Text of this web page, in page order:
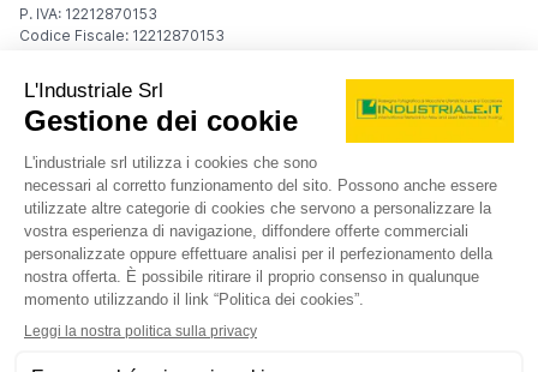
P. IVA: 12212870153
Codice Fiscale: 12212870153
Sede Legale
Via Carlo Dolci, 32
20148 Milano (MI)
Italy
Registro Imprese
Iscrizione R.I.: 12212870153
REA: MI-1539011
Capitale sociale: Euro 10.400,00 i.v.
Contatti